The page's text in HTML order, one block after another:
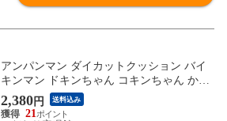
アンパンマン ダイカットクッション バイ
キンマン ドキンちゃん コキンちゃん かわ
いい キャラクター ギフト 出産祝い お誕生
日 ぬいぐるみ (約40×30cm/ だだんだん)【I
2,380円 送料込み
21